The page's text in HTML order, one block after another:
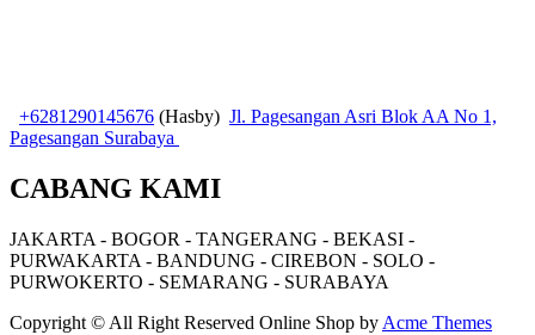
+6281290145676 (Hasby) Jl. Pagesangan Asri Blok AA No 1,
Pagesangan Surabaya
CABANG KAMI
JAKARTA - BOGOR - TANGERANG - BEKASI -
PURWAKARTA - BANDUNG - CIREBON - SOLO -
PURWOKERTO - SEMARANG - SURABAYA
Copyright © All Right Reserved Online Shop by Acme Themes